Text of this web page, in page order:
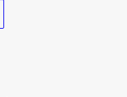
precedono
serra
spazio.